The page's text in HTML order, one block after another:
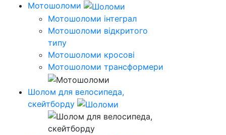
Мотошоломи
Мотошоломи інтеграл
Мотошоломи відкритого
типу
Мотошоломи кросові
Мотошоломи трансформери
Шолом для велосипеда,
скейтборду